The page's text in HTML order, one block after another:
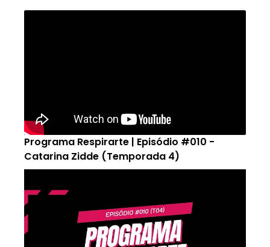
Programa Respirarte | Episódio #010 -
Catarina Zidde (Temporada 4)